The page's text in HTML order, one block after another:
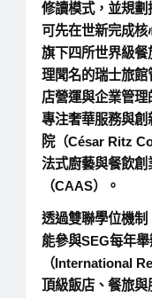
修讀模式，並規
可先在世新完成
旗下四所世界級
理聞名的瑞士旅
店營運與企業管理
專注奢華服務與
院（César Ritz
法式廚藝與餐飲
（CAAS）。
透過雙聯學位機
能參與SEG每年
（International
頂級飯店、餐旅